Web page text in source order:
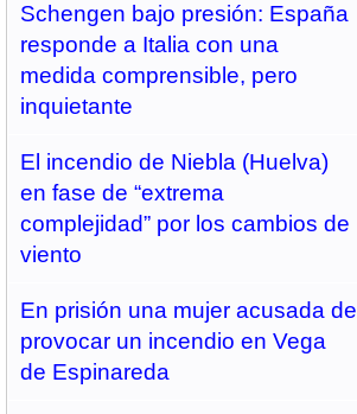
Schengen bajo presión: España
responde a Italia con una
medida comprensible, pero
inquietante
El incendio de Niebla (Huelva)
en fase de “extrema
complejidad” por los cambios de
viento
En prisión una mujer acusada de
provocar un incendio en Vega
de Espinareda